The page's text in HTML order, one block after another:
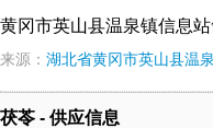
黄冈市英山县温泉镇信息
来源： 湖北省黄冈市英山县温
茯苓 - 供应信息